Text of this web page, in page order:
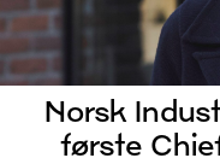
Norsk
første